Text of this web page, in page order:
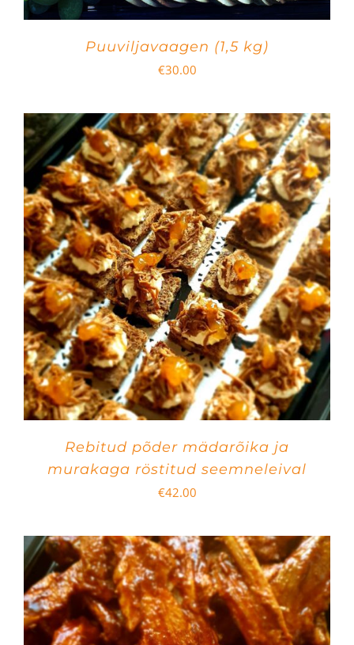
Puuviljavaagen (1,5 kg)
€30.00
Rebitud põder mädarõika ja
murakaga röstitud seemneleival
€42.00